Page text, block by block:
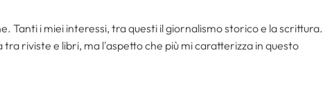
Tanti i miei interessi, tra questi il giornalismo storico e la scrittura.
riviste e libri, ma l'aspetto che più mi caratterizza in questo